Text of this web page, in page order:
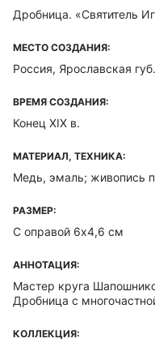
Дробница. «Святитель
МЕСТО СОЗДАНИЯ:
Россия, Ярославская
ВРЕМЯ СОЗДАНИЯ:
Конец XIX в.
МАТЕРИАЛ, ТЕХНИКА:
Медь, эмаль; живопись
РАЗМЕР:
С оправой 6х4,6 см
АННОТАЦИЯ:
Мастер круга
Дробница с
КОЛЛЕКЦИЯ: